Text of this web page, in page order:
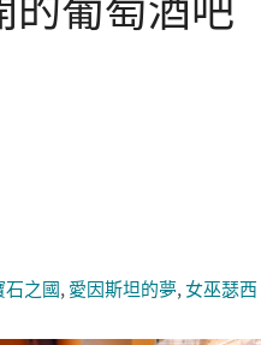
石之國, 愛因斯坦的夢,女巫瑟西